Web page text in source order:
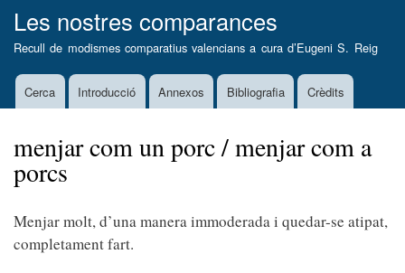
al
contingut
Les nostres comparances
Recull de modismes comparatius valencians a cura d’Eugeni S. Reig
MainCerca Introducció Annexos Bibliografia Crèdits
menjar com un porc / menjar com a
porcs
Menjar molt, d’una manera immoderada i quedar-se atipat,
completament fart.